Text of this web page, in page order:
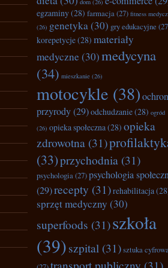
dom (26)
egzaminy(28) farmacja(27) fitness
(26) genetyka(30) gry edukacyjne
korepetycje(28) materiały
medyczne (30)medycyna
(34) mieszkanie (26)
motocykle (38)
przyrody(29)odchudzanie(28) ogród
(26) opieka społeczna(28) opieka
zdrowotna (31)
(33)przychodnia (31)
psychologia(27)psychologia
(29)recepty (31)rehabilitacja
sprzęt medyczny (30)
superfoods (31)szkoła
(39)szpital (31)sztuka